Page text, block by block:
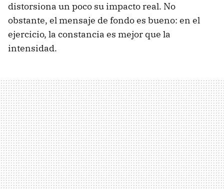
distorsiona un poco su impacto real. No
obstante, el mensaje de fondo es bueno: en el
ejercicio, la constancia es mejor que la
intensidad.